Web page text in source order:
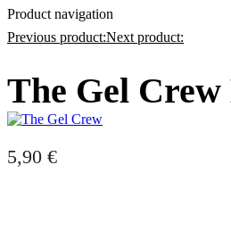
Product navigation
Previous product:Next product:
The Gel Crew
5,90 €